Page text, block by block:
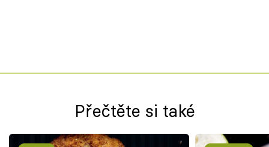
Přečtěte si také